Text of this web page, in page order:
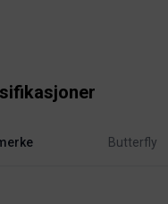
Butterfly